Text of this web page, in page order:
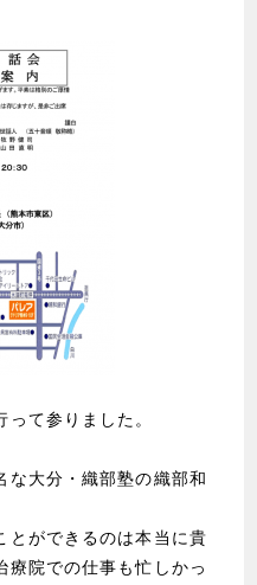
て参りました。
な大分・織部塾の織部和
とができるのは本当に貴
療院での仕事も忙しかっ